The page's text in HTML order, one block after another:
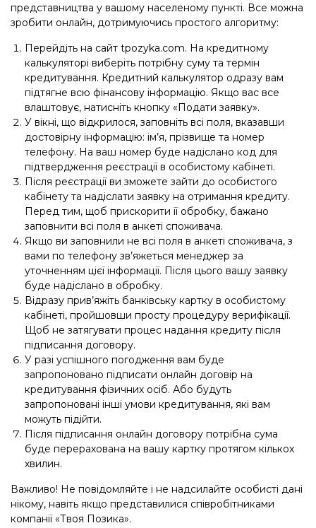
представництва у вашому населеному пункті. Все можна
зробити онлайн, дотримуючись простого алгоритму:
Перейдіть на сайт tpozyka.com. На кредитному
калькуляторі виберіть потрібну суму та термін
кредитування. Кредитний калькулятор одразу вам
підтягне всю фінансову інформацію. Якщо вас все
влаштовує, натисніть кнопку «Подати заявку».
У вікні, що відкрилося, заповніть всі поля, вказавши
достовірну інформацію: ім’я, прізвище та номер
телефону. На ваш номер буде надіслано код для
підтвердження реєстрації в особистому кабінеті.
Після реєстрації ви зможете зайти до особистого
кабінету та надіслати заявку на отримання кредиту.
Перед тим, щоб прискорити її обробку, бажано
заповнити всі поля в анкеті споживача.
Якщо ви заповнили не всі поля в анкеті споживача, з
вами по телефону зв’яжеться менеджер за
уточненням цієї інформації. Після цього вашу заявку
буде надіслано в обробку.
Відразу прив’яжіть банківську картку в особистому
кабінеті, пройшовши просту процедуру верифікації.
Щоб не затягувати процес надання кредиту після
підписання договору.
У разі успішного погодження вам буде
запропоновано підписати онлайн договір на
кредитування фізичних осіб. Або будуть
запропоновані інші умови кредитування, які вам
можуть підійти.
Після підписання онлайн договору потрібна сума
буде перерахована на вашу картку протягом кількох
хвилин.
Важливо! Не повідомляйте і не надсилайте особисті дані
нікому, навіть якщо представилися співробітниками
компанії «Твоя Позика».